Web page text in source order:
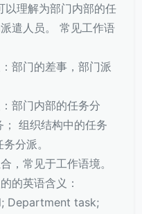
以理解为部门内部的任
遣人员。 常见工作语
部门的差事，部门派
部门内部的任务分
组织结构中的任务
分派。
，常见于工作语境。
的英语含义：
Department task;